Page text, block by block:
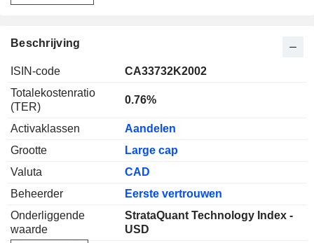
Beschrijving
ISIN-code
CA33732K2002
Totalekostenratio
(TER)
0.76%
Activaklassen
Aandelen
Grootte
Large cap
Valuta
CAD
Beheerder
Eerste vertrouwen
Onderliggende
waarde
StrataQuant Technology Index -
USD